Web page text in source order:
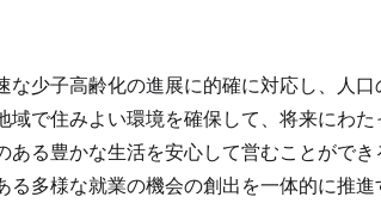
な少子高齢化の進展に的確に対応し、人
で住みよい環境を確保して、将来にわ
る豊かな生活を安心して営むことがで
多様な就業の機会の創出を一体的に推